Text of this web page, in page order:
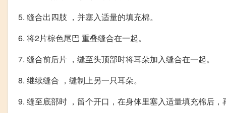
5. 缝合出四肢 ，并塞入适量的填充棉。
6. 将2片棕色尾巴 重叠缝合在一起。
7. 缝合前后片 ，缝至头顶部时将耳朵加入缝合在一起。
8. 继续缝合 ，缝制上另一只耳朵。
9. 缝至底部时 ，留个开口，在身体里塞入适量填充棉后，